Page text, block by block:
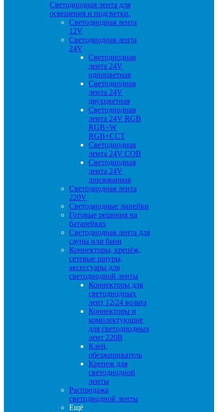
Светодиодная лента для
освещения и подсветки.
Светодиодная лента
12V
Светодиодная лента
24V
Светодиодная
лента 24V
одноцветная
Светодиодная
лента 24V
двухцветная
Светодиодная
лента 24V RGB
RGB+W
RGB+CCT
Светодиодная
лента 24V COB
Светодиодная
лента 24V
линзованная
Светодиодная лента
220V
Светодиодные линейки
Готовые решения на
батарейках
Светодиодная лента для
сауны или бани
Коннекторы, крепёж,
сетевые шнуры,
аксессуары для
светодиодной ленты
Коннекторы для
светодиодных
лент 12/24 вольта
Коннекторы и
комплектующие
для светодиодных
лент 220В
Клей,
обезжириватель
Крепеж для
светодиодной
ленты
Распродажа
светодиодной ленты
Ещё